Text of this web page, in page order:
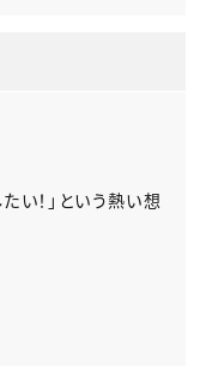
い！」という熱い想